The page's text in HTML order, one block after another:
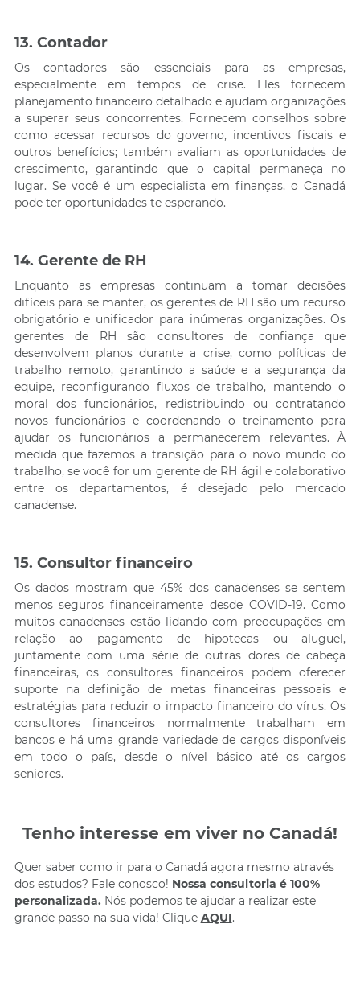
13. Contador
Os contadores são essenciais para as empresas,
especialmente em tempos de crise. Eles fornecem
planejamento financeiro detalhado e ajudam organizações
a superar seus concorrentes. Fornecem conselhos sobre
como acessar recursos do governo, incentivos fiscais e
outros benefícios; também avaliam as oportunidades de
crescimento, garantindo que o capital permaneça no
lugar. Se você é um especialista em finanças, o Canadá
pode ter oportunidades te esperando.
14. Gerente de RH
Enquanto as empresas continuam a tomar decisões
difíceis para se manter, os gerentes de RH são um recurso
obrigatório e unificador para inúmeras organizações. Os
gerentes de RH são consultores de confiança que
desenvolvem planos durante a crise, como políticas de
trabalho remoto, garantindo a saúde e a segurança da
equipe, reconfigurando fluxos de trabalho, mantendo o
moral dos funcionários, redistribuindo ou contratando
novos funcionários e coordenando o treinamento para
ajudar os funcionários a permanecerem relevantes. À
medida que fazemos a transição para o novo mundo do
trabalho, se você for um gerente de RH ágil e colaborativo
entre os departamentos, é desejado pelo mercado
canadense.
15. Consultor financeiro
Os dados mostram que 45% dos canadenses se sentem
menos seguros financeiramente desde COVID-19. Como
muitos canadenses estão lidando com preocupações em
relação ao pagamento de hipotecas ou aluguel,
juntamente com uma série de outras dores de cabeça
financeiras, os consultores financeiros podem oferecer
suporte na definição de metas financeiras pessoais e
estratégias para reduzir o impacto financeiro do vírus. Os
consultores financeiros normalmente trabalham em
bancos e há uma grande variedade de cargos disponíveis
em todo o país, desde o nível básico até os cargos
seniores.
Tenho interesse em viver no Canadá!
Quer saber como ir para o Canadá agora mesmo através
dos estudos? Fale conosco! Nossa consultoria é 100%
personalizada.Nós podemos te ajudar a realizar este
grande passo na sua vida! Clique AQUI.